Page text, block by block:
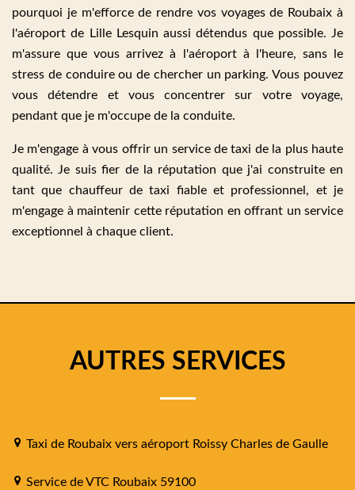
pourquoi je m'efforce de rendre vos voyages de Roubaix à
l'aéroport de Lille Lesquin aussi détendus que possible. Je
m'assure que vous arrivez à l'aéroport à l'heure, sans le
stress de conduire ou de chercher un parking. Vous pouvez
vous détendre et vous concentrer sur votre voyage,
pendant que je m'occupe de la conduite.
Je m'engage à vous offrir un service de taxi de la plus haute
qualité. Je suis fier de la réputation que j'ai construite en
tant que chauffeur de taxi fiable et professionnel, et je
m'engage à maintenir cette réputation en offrant un service
exceptionnel à chaque client.
AUTRES SERVICES
Taxi de Roubaix vers aéroport Roissy Charles de Gaulle
Service de VTC Roubaix 59100